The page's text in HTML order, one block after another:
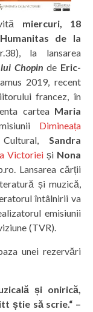
miercuri, 18
de la
la lansarea
Chopin de Eric-
2019, recent
francez, în
cartea Maria
Dimineața
Sandra
Victoriei și Nona
Lansarea cărții
și muzică,
întâlnirii va
emisiunii
(TVR).
unei rezervări
și onirică,
știe să scrie.“ –